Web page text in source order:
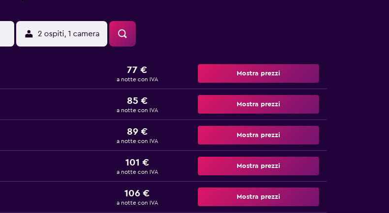
2 ospiti, 1 camera
77 €
a notte con IVA
Mostra prezzi
85 €
a notte con IVA
Mostra prezzi
89 €
a notte con IVA
Mostra prezzi
101 €
a notte con IVA
Mostra prezzi
106 €
a notte con IVA
Mostra prezzi